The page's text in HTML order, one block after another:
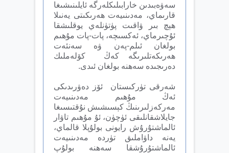
سەۋەبىدىن خارابىلىكلەرگە ئايلىنىشىغا
قارىماي، مەدىنىيەت ھەرىكىتى يەنىلا
ھېچ بىر ۋاقىت پۈتۈنلەي يوقلىشقا
ئۇچىرماي، ئەكسىچە، پات-پات مۇھىم
بولغان ئىلم-پەن ۋە سەنئەت
ھەرىكەتلىرىگە كەڭ كۆلەملىك
دەرىجىدە سەھنە بولغان ئىدى.
شەرقى تۈركىستان ئۆز دەۋرىدىكى
ئەڭ مۇھىم مەدىنىيەت
مەركەزلىرىنىڭ كېسىشىش نۇقتىسىغا
جايلاشقانلىقى ئۈچۈن، ئۇ مۇھىم تاۋار
ئالماشتۇرۇش رايونى بولۇپلا قالماي،
يەنە داۋاملىق تۈردە مەدىنىيەت
ئالماشتۇرۇشقا سەھنە بولۇپ